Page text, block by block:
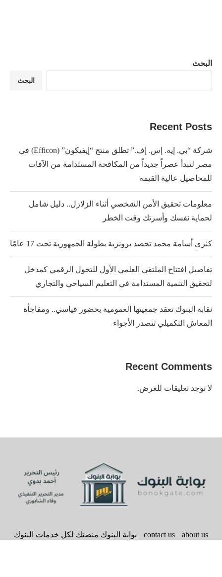
البحث
البحث
Recent Posts
شركة “بي. إيه. إس. إف.” تطلق منتج “إيفيكون” (Efficon) في
مصر لتبدأ عصراً جديداً من المكافحة المستدامة من الآفات
للمحاصيل عالية القيمة
معلومات تحقيق الأمن الشخصي أثناء الزلازل.. دليل شامل
لحماية نفسك وأسرتك وقت الخطر
كنزي أسامة محمد تحصد برونزية بطولة الجمهورية تحت 17 عامًا
تفاصيل افتتاح الملتقي العلمي الأول للتحول الرقمي كمدخل
لتحقيق التنمية المستدامة في التعليم السياحي والتجاري
نقابة البنوك تعقد جمعيتها العمومية بحضور قياسي.. ومفاجأة
المعاش التكميلي تتصدر الأجواء
Recent Comments
لا توجد تعليقات للعرض.
about us
contact us
بوابة البنوك منصتك لكل خدمات البنوك